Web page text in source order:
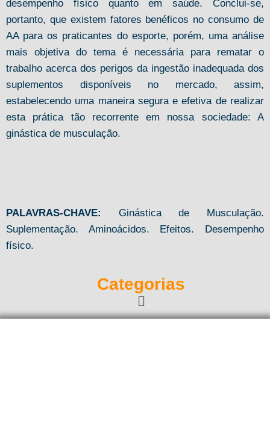
desempenho físico quanto em saúde. Conclui-se,
portanto, que existem fatores benéficos no consumo de
AA para os praticantes do esporte, porém, uma análise
mais objetiva do tema é necessária para rematar o
trabalho acerca dos perigos da ingestão inadequada dos
suplementos disponíveis no mercado, assim,
estabelecendo uma maneira segura e efetiva de realizar
esta prática tão recorrente em nossa sociedade: A
ginástica de musculação.
PALAVRAS-CHAVE: Ginástica de Musculação.
Suplementação. Aminoácidos. Efeitos. Desempenho
físico.
Categorias